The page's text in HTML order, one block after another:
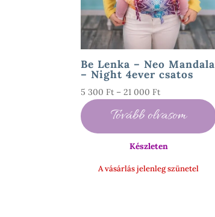
Be Lenka – Neo Mandala
– Night 4ever csatos
5 300 Ft – 21 000 FtÁrtartomány:
300 Ft
-
21
Tovább olvasom
Készleten
A vásárlás jelenleg szünetel